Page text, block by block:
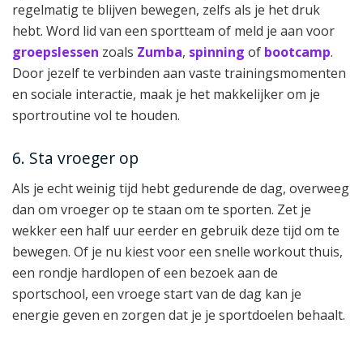
regelmatig te blijven bewegen, zelfs als je het druk
hebt. Word lid van een sportteam of meld je aan voor
groepslessen zoals Zumba, spinning of bootcamp.
Door jezelf te verbinden aan vaste trainingsmomenten
en sociale interactie, maak je het makkelijker om je
sportroutine vol te houden.
6. Sta vroeger op
Als je echt weinig tijd hebt gedurende de dag, overweeg
dan om vroeger op te staan om te sporten. Zet je
wekker een half uur eerder en gebruik deze tijd om te
bewegen. Of je nu kiest voor een snelle workout thuis,
een rondje hardlopen of een bezoek aan de
sportschool, een vroege start van de dag kan je
energie geven en zorgen dat je je sportdoelen behaalt.